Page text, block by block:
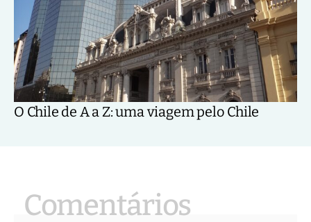
O Chile de A a Z: uma viagem pelo Chile